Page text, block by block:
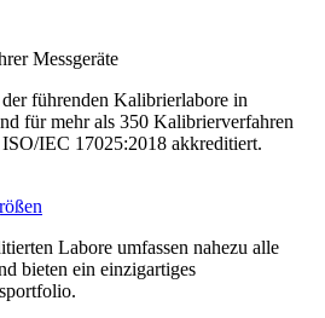
Messgeräte
führenden Kalibrierlabore in
für mehr als 350 Kalibrierverfahren
IEC 17025:2018 akkreditiert.
Labore umfassen nahezu alle
bieten ein einzigartiges